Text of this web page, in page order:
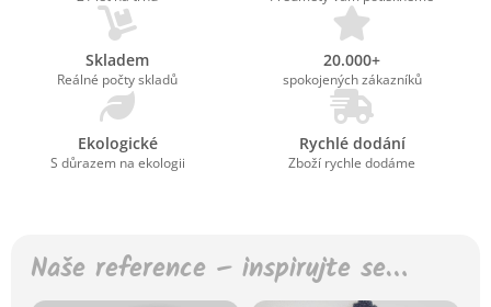
Skladem
Reálné počty skladů
20.000+
spokojených zákazníků
Ekologické
S důrazem na ekologii
Rychlé dodání
Zboží rychle dodáme
Naše reference – inspirujte se…